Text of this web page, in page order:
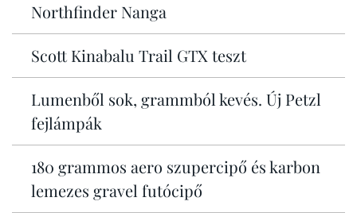
Northfinder Nanga
Scott Kinabalu Trail GTX teszt
Lumenből sok, grammból kevés. Új Petzl
fejlámpák
180 grammos aero szupercipő és karbon
lemezes gravel futócipő